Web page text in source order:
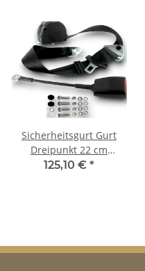
Sicherheitsgurt Gurt
Dreipunkt 22 cm
schwarz für Jaguar MK
125,10 € *